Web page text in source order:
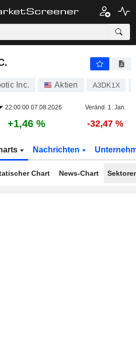
Inc. Aktien A3DK1X
22:00:00 07.08.2026 Veränd. 1. Jan.
+1,46 % -32,47 %
Nachrichten
Chart News-Chart